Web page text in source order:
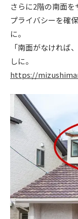
さらに2階の南面
プライバシーを確
に。
「南面がなければ
しに。
https://